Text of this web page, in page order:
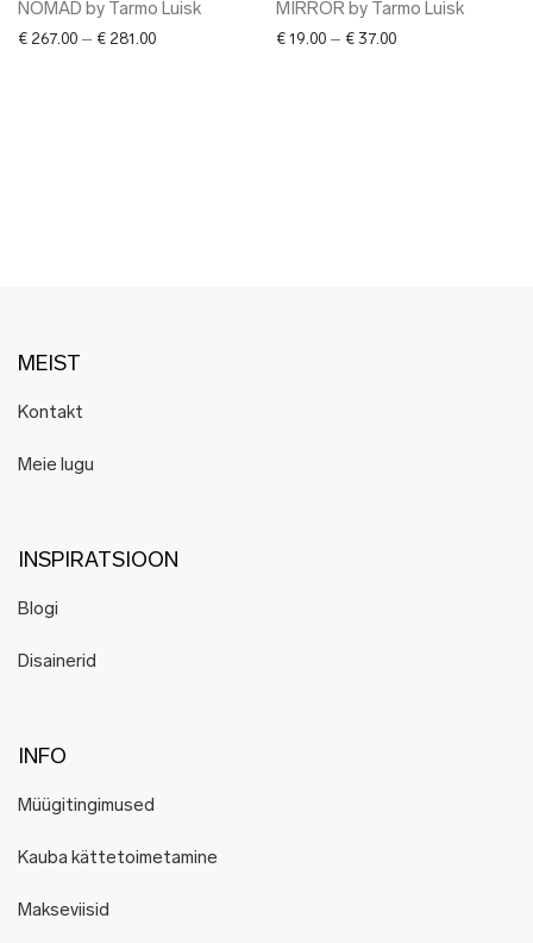
NOMAD by Tarmo Luisk
€ 267.00 – € 281.00Price range: € 267.00 through € 281.00
MIRROR by Tarmo Luisk
€ 19.00 – € 37.00Price range: €
MEIST
Kontakt
Meie lugu
INSPIRATSIOON
Blogi
Disainerid
INFO
Müügitingimused
Kauba kättetoimetamine
Makseviisid